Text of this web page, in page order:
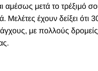
αμέσως μετά το τρέξιμό
έχουν δείξει ότι
με πολλούς δρομείς